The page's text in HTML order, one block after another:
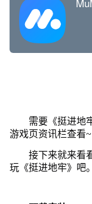
需要《挺进地
游戏页资讯栏查看~
接下来就来看
玩《挺进地牢》吧。